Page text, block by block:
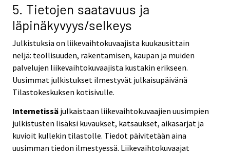
5. Tietojen saatavuus ja
läpinäkyvyys/selkeys
Julkistuksia on liikevaihtokuvaajista kuukausittain
neljä: teollisuuden, rakentamisen, kaupan ja muiden
palvelujen liikevaihtokuvaajista kustakin erikseen.
Uusimmat julkistukset ilmestyvät julkaisupäivänä
Tilastokeskuksen kotisivulle.
Internetissä julkaistaan liikevaihtokuvaajien uusimpien
julkistusten lisäksi kuvaukset, katsaukset, aikasarjat ja
kuvioit kullekin tilastolle. Tiedot päivitetään aina
uusimman tiedon ilmestyessä. Liikevaihtokuvaajat